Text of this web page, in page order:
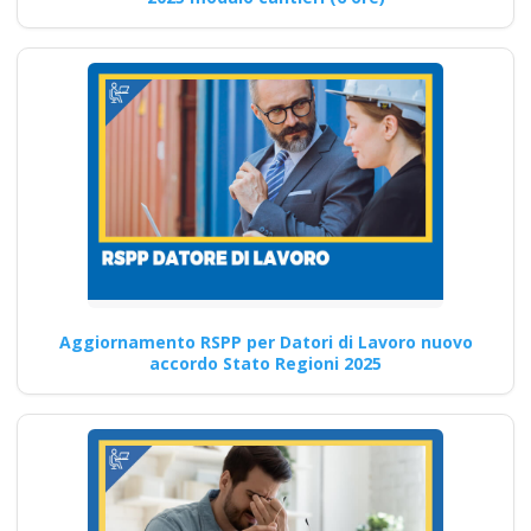
per i lavoratori
esposti a rischi
elevati
Formatore sicurezza sul
lavoro: come pianificare e
fornire formazione efficace
per promuovere…
Novità normative
sull'attestato del
datore di lavoro:
revisioni e
Aggiornamento RSPP per Datori di Lavoro nuovo
accordo Stato Regioni 2025